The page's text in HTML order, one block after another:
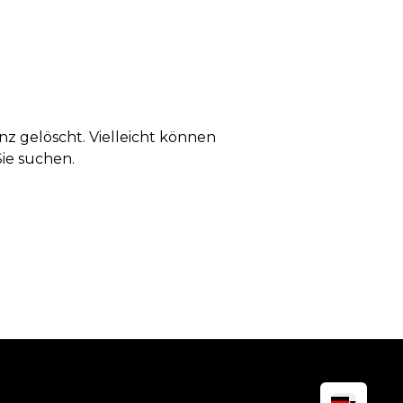
gelöscht. Vielleicht können
suchen.